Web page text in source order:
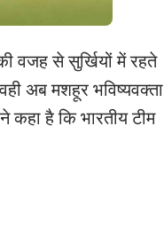
वजह से सुर्खियों में रहते
अब मशहूर भविष्यवक्ता
कहा है कि भारतीय टीम